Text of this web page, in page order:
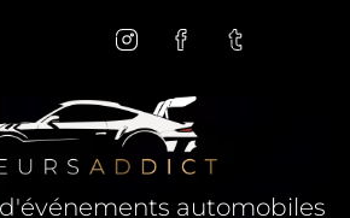
automobiles